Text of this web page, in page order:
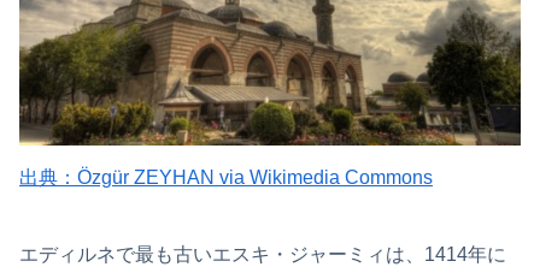
出典：Özgür ZEYHAN via Wikimedia Commons
エディルネで最も古いエスキ・ジャーミィは、1414年に